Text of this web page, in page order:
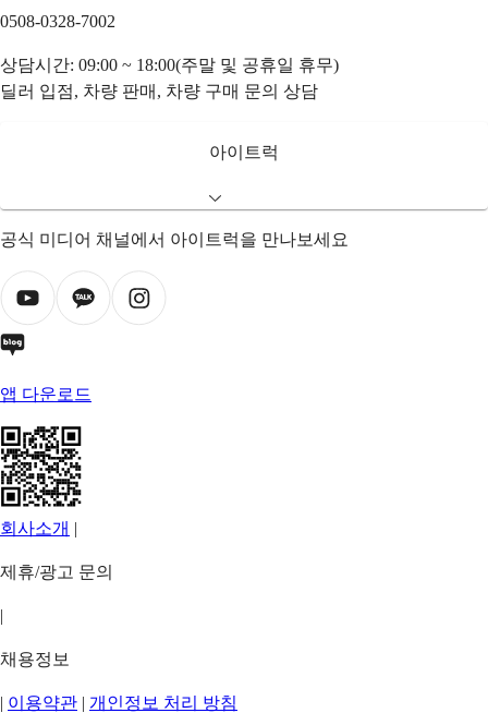
0508-0328-7002
상담시간: 09:00 ~ 18:00(주말 및 공휴일 휴무)
딜러 입점, 차량 판매, 차량 구매 문의 상담
아이트럭
공식 미디어 채널에서 아이트럭을 만나보세요
앱 다운로드
회사소개 |
제휴/광고 문의
|
채용정보
| 이용약관 | 개인정보 처리 방침